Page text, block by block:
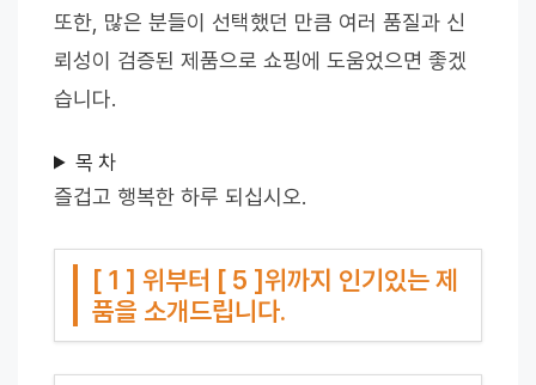
또한, 많은 분들이 선택했던 만큼 여러 품질과 신
뢰성이 검증된 제품으로 쇼핑에 도움었으면 좋겠
습니다.
목 차
즐겁고 행복한 하루 되십시오.
[ 1 ] 위부터 [ 5 ]위까지 인기있는 제
품을 소개드립니다.